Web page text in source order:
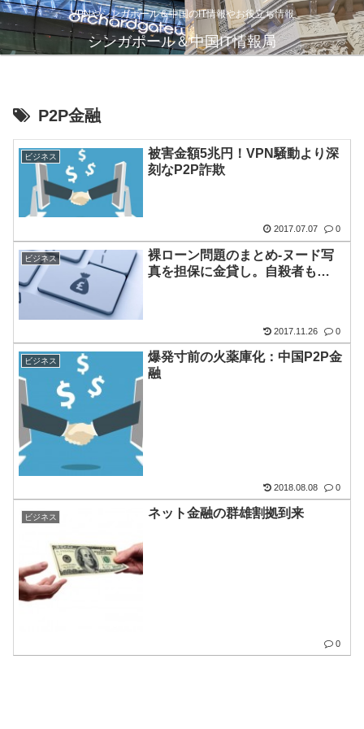
VPNやシンガポール＆中国のIT情報やお役立ち情報
シンガポール＆中国IT情報局
P2P金融
ビジネス
被害金額5兆円！VPN騒動より深
刻なP2P詐欺
2017.07.07 0
ビジネス
裸ローン問題のまとめ-ヌード写
真を担保に金貸し。自殺者も…
2017.11.26 0
ビジネス
爆発寸前の火薬庫化：中国P2P金
融
2018.08.08 0
ビジネス ネット金融の群雄割拠到来
0